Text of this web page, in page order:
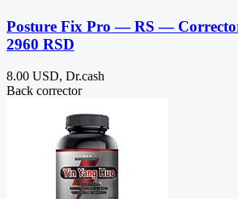
Posture Fix Pro — RS —
2960 RSD
8.00 USD, Dr.cash
Back corrector